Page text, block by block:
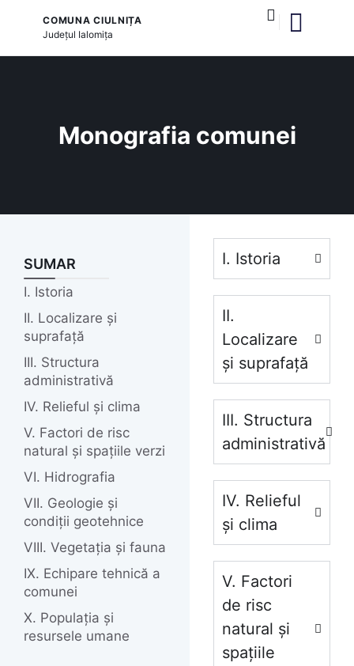
COMUNA CIULNIȚA
Județul Ialomița
Monografia comunei
SUMAR
I. Istoria
II. Localizare și
suprafață
III. Structura
administrativă
IV. Relieful și clima
V. Factori de risc
natural și spațiile verzi
VI. Hidrografia
VII. Geologie și
condiții geotehnice
VIII. Vegetația și fauna
IX. Echipare tehnică a
comunei
X. Populația și
resursele umane
I. Istoria
II.
Localizare
și suprafață
III. Structura
administrativă
IV. Relieful
și clima
V. Factori
de risc
natural și
spațiile